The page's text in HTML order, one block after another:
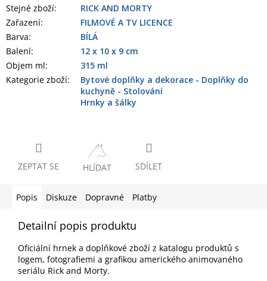
Stejné zboží:
RICK AND MORTY
Zařazení:
FILMOVÉ A TV LICENCE
Barva:
BÍLÁ
Balení:
12 x 10 x 9 cm
Objem ml:
315 ml
Kategorie zboží:
Bytové doplňky a dekorace - Doplňky do
kuchyně - Stolování
Hrnky a šálky
ZEPTAT SE HLÍDAT SDÍLET
Popis Diskuze Dopravné Platby
Detailní popis produktu
Oficiální hrnek a doplňkové zboží z katalogu produktů s
logem, fotografiemi a grafikou amerického animovaného
seriálu Rick and Morty.